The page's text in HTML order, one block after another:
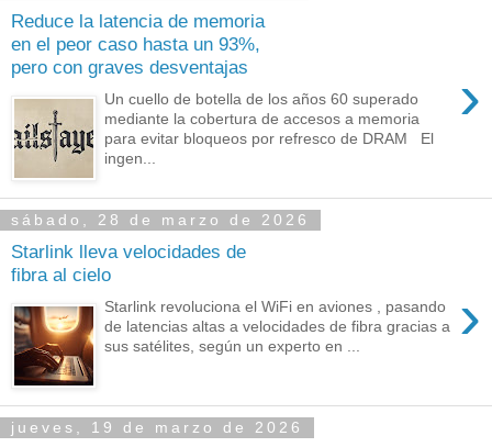
Reduce la latencia de memoria
en el peor caso hasta un 93%,
pero con graves desventajas
›
Un cuello de botella de los años 60 superado
mediante la cobertura de accesos a memoria
para evitar bloqueos por refresco de DRAM El
ingen...
sábado, 28 de marzo de 2026
Starlink lleva velocidades de
fibra al cielo
›
Starlink revoluciona el WiFi en aviones , pasando
de latencias altas a velocidades de fibra gracias a
sus satélites, según un experto en ...
jueves, 19 de marzo de 2026